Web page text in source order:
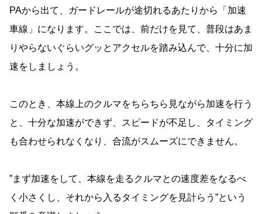
PAから出て、ガードレールが途切れるあたりから「加速
車線」になります。ここでは、前だけを見て、普段はあま
りやらないぐらいグッとアクセルを踏み込んで、十分に加
速をしましょう。
このとき、本線上のクルマをちらちら見ながら加速を行う
と、十分な加速ができず、スピードが不足し、タイミング
も合わせられなくなり、合流がスムーズにできません。
”まず加速をして、本線を走るクルマとの速度差をなるべ
く小さくし、それから入るタイミングを見計らう”という